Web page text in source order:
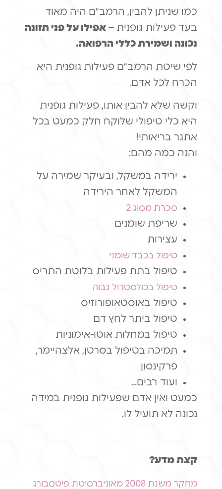
כמו שניתן להבין, הרמב״ם היה מאוד
בעד פעילות גופנית –אפילו על פני תזונה
נכונה ושמירת כללי הרפואה.
לפי שיטת הרמב״ם פעילות גופנית היא
הכרח לכל אדם.
וקשה שלא להבין אותו, פעילות גופנית
היא כלי טיפולי שלוקח חלק כמעט בכל
אתגר בריאותי!
והנה כמה מהם:
ירידה במשקל, ובעיקר שמירה על
המשקל לאחר הירידה
סכרת מסוג 2
שריפת שומנים
עצירות
טיפול בכבד שומני
טיפול בתת פעילות בלוטת התריס
טיפול בכולסטרול גבוה
טיפול באוסטאופורוזיס
טיפול ביתר לחץ דם
טיפול במחלות אוטו-אימוניות
תמיכה בטיפול בסרטן, אלצהיימר,
פרקינסון
ועוד רבים…
כמעט ואין אדם שפעילות גופנית במידה
נכונה לא תועיל לו.
קצת מדע?
מחקר משנת 2008 מאוניברסיטת פיטסבורג